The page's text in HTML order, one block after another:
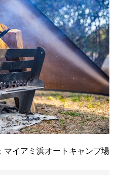
マイアミ浜オートキャンプ場